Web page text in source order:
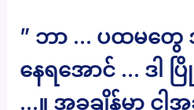
” ဘာ … ပထမတွ
နေရအောင် … ဒါ
…။ အခုချိန်မှာ ငါ့